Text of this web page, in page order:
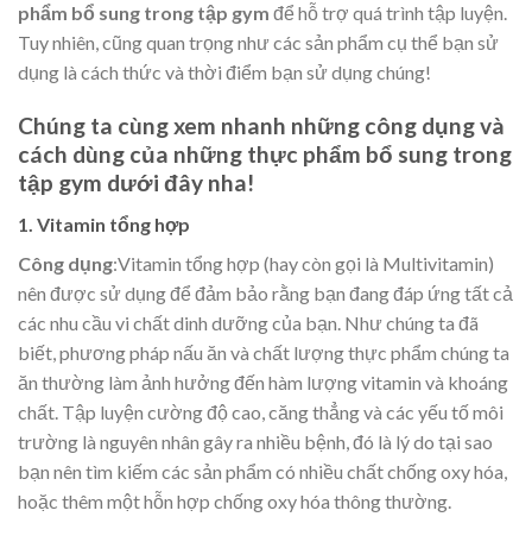
phẩm bổ sung trong tập gym để hỗ trợ quá trình tập luyện.
Tuy nhiên, cũng quan trọng như các sản phẩm cụ thể bạn sử
dụng là cách thức và thời điểm bạn sử dụng chúng!
Chúng ta cùng xem nhanh những công dụng và
cách dùng của những thực phẩm bổ sung trong
tập gym dưới đây nha!
1. Vitamin tổng hợp
Công dụng:Vitamin tổng hợp (hay còn gọi là Multivitamin)
nên được sử dụng để đảm bảo rằng bạn đang đáp ứng tất cả
các nhu cầu vi chất dinh dưỡng của bạn. Như chúng ta đã
biết, phương pháp nấu ăn và chất lượng thực phẩm chúng ta
ăn thường làm ảnh hưởng đến hàm lượng vitamin và khoáng
chất. Tập luyện cường độ cao, căng thẳng và các yếu tố môi
trường là nguyên nhân gây ra nhiều bệnh, đó là lý do tại sao
bạn nên tìm kiếm các sản phẩm có nhiều chất chống oxy hóa,
hoặc thêm một hỗn hợp chống oxy hóa thông thường.